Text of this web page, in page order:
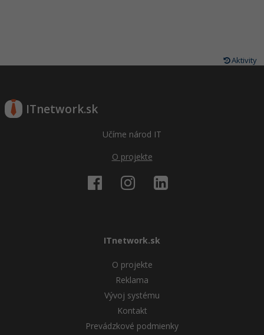
Aktivity
ITnetwork.sk
Učíme národ IT
O projekte
ITnetwork.sk
O projekte
Reklama
Vývoj systému
Kontakt
Prevádzkové podmienky